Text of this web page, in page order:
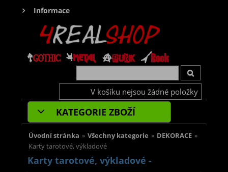
Informace
V košíku nejsou žádné položky
KATEGORIE ZBOŽÍ
Úvodní stránka » Všechny kategorie » DEKORACE »
Karty tarotové, výkladové
Karty tarotové, výkladové -